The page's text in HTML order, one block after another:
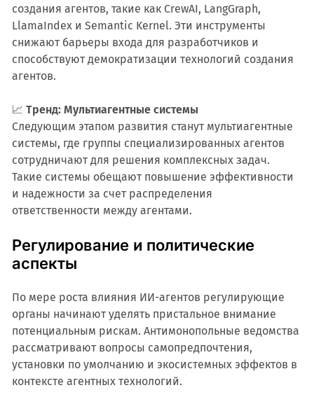
создания агентов, такие как CrewAI, LangGraph,
LlamaIndex и Semantic Kernel. Эти инструменты
снижают барьеры входа для разработчиков и
способствуют демократизации технологий создания
агентов.
📈 Тренд: Мультиагентные системы
Следующим этапом развития станут мультиагентные
системы, где группы специализированных агентов
сотрудничают для решения комплексных задач.
Такие системы обещают повышение эффективности
и надежности за счет распределения
ответственности между агентами.
Регулирование и политические
аспекты
По мере роста влияния ИИ-агентов регулирующие
органы начинают уделять пристальное внимание
потенциальным рискам. Антимонопольные ведомства
рассматривают вопросы самопредпочтения,
установки по умолчанию и экосистемных эффектов в
контексте агентных технологий.